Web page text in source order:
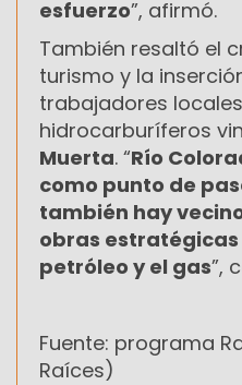
esfuerzo”, afirmó.
También resaltó el
turismo y la
trabajadores
hidrocarburíferos
Muerta. “Río
como punto de
también hay
obras
petróleo y el gas”,
Fuente: programa
Raíces)